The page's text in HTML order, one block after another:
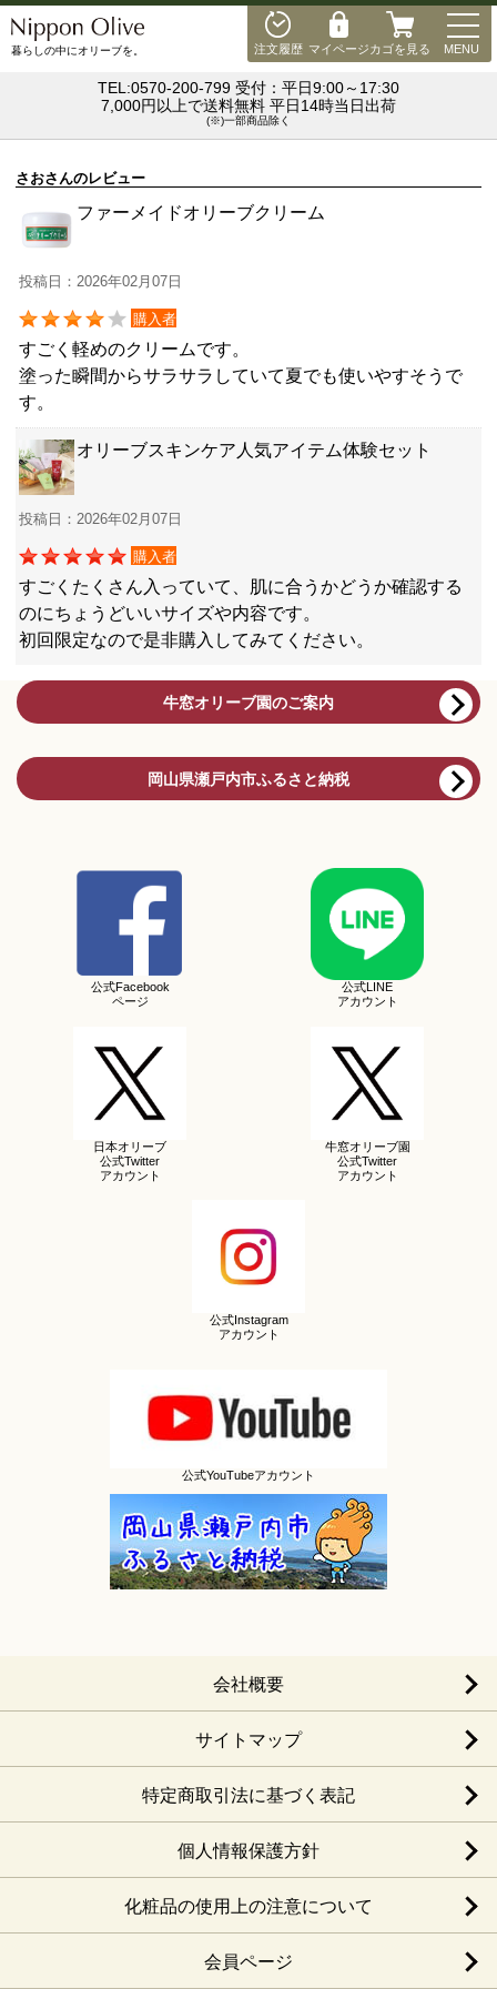
注文履歴 マイページカゴを見る MENU
暮らしの中にオリーブを。
TEL:0570-200-799 受付：平日9:00～17:30
7,000円以上で送料無料 平日14時当日出荷
(※)一部商品除く
さおさんのレビュー
ファーメイドオリーブクリーム
投稿日：2026年02月07日
購入者
すごく軽めのクリームです。
塗った瞬間からサラサラしていて夏でも使いやすそうで
す。
オリーブスキンケア人気アイテム体験セット
投稿日：2026年02月07日
購入者
すごくたくさん入っていて、肌に合うかどうか確認する
のにちょうどいいサイズや内容です。
初回限定なので是非購入してみてください。
牛窓オリーブ園のご案内
岡山県瀬戸内市ふるさと納税
公式Facebook
ページ
公式LINE
アカウント
日本オリーブ
公式Twitter
アカウント
牛窓オリーブ園
公式Twitter
アカウント
公式Instagram
アカウント
公式YouTubeアカウント
会社概要
サイトマップ
特定商取引法に基づく表記
個人情報保護方針
化粧品の使用上の注意について
会員ページ